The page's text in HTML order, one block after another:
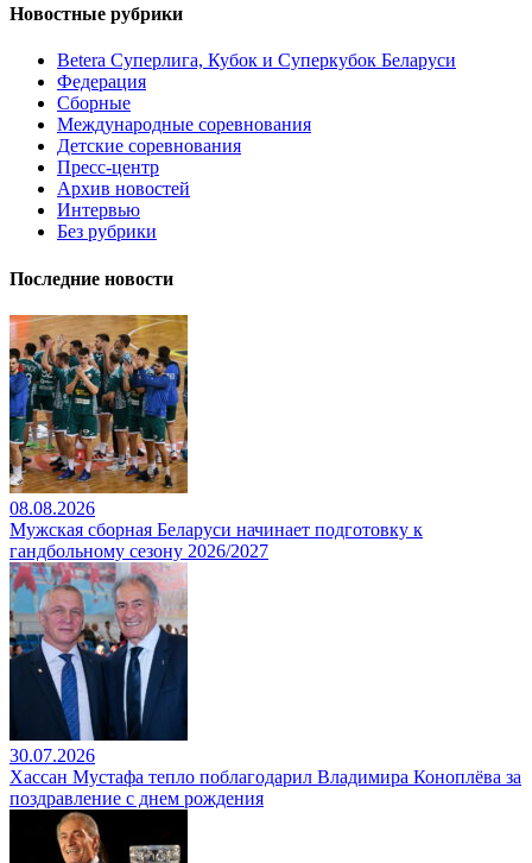
Новостные рубрики
Betera Суперлига, Кубок и Суперкубок Беларуси
Федерация
Сборные
Международные соревнования
Детские соревнования
Пресс-центр
Архив новостей
Интервью
Без рубрики
Последние новости
08.08.2026
Мужская сборная Беларуси начинает подготовку к
гандбольному сезону 2026/2027
30.07.2026
Хассан Мустафа тепло поблагодарил Владимира Коноплёва за
поздравление с днем рождения